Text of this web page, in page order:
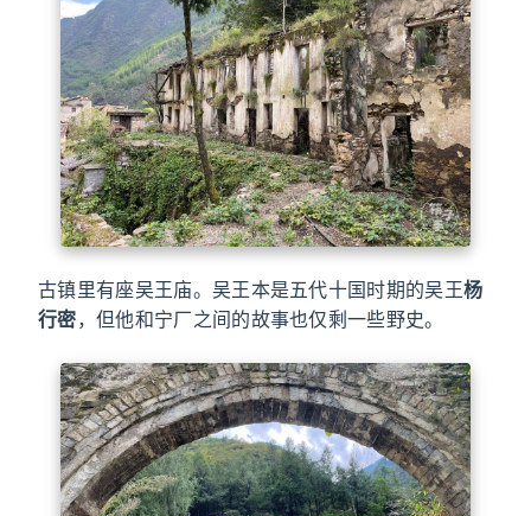
古镇里有座吴王庙。吴王本是五代十国时期的吴王杨
行密，但他和宁厂之间的故事也仅剩一些野史。